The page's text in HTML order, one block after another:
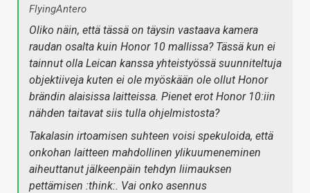
FlyingAntero
Oliko näin, että tässä on täysin vastaava kamera
raudan osalta kuin Honor 10 mallissa? Tässä kun ei
tainnut olla Leican kanssa yhteistyössä suunniteltuja
objektiiveja kuten ei ole myöskään ole ollut Honor
brändin alaisissa laitteissa. Pienet erot Honor 10:iin
nähden taitavat siis tulla ohjelmistosta?
Takalasin irtoamisen suhteen voisi spekuloida, että
onkohan laitteen mahdollinen ylikuumeneminen
aiheuttanut jälkeenpäin tehdyn liimauksen
pettämisen :think:. Vai onko asennus